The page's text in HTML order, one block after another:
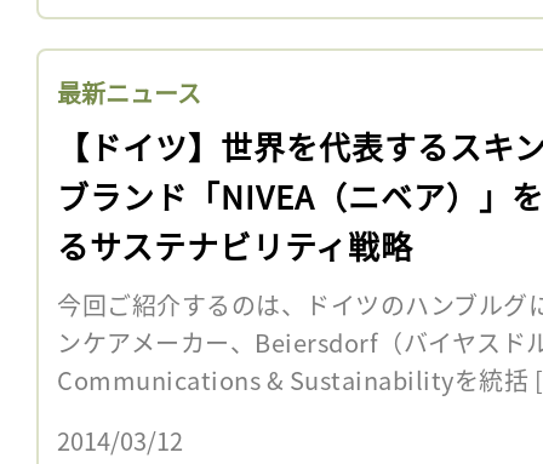
最新ニュース
【ドイツ】世界を代表するスキ
ブランド「NIVEA（ニベア）」
るサステナビリティ戦略
今回ご紹介するのは、ドイツのハンブルグ
ンケアメーカー、Beiersdorf（バイヤスド
Communications & Sustainabilityを統
2014/03/12